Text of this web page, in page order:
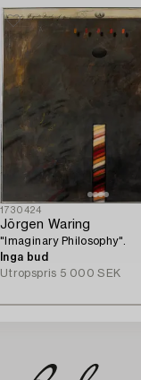
1730424
Jörgen Waring
"Imaginary Philosophy".
Inga bud
Utropspris 5 000 SEK